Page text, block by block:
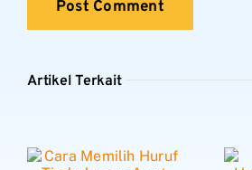
Artikel Terkait